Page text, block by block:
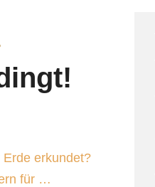
erkundet?
für …